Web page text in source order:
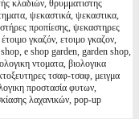
κλαδιών, θρυμματιστης
ψεκαστικά, ψεκαστικα,
προπίεσης, ψεκαστηρες
γκαζόν, ετοιμο γκαζον,
e shop garden, garden shop,
ντοματα, βιολογικα
τσαφ-τσαφ, μειγμα
προστασία φυτων,
λαχανικών, pop-up